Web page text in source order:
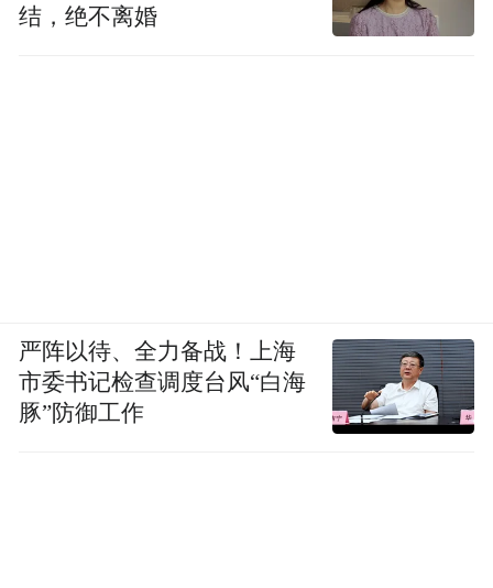
结，绝不离婚
严阵以待、全力备战！上海
市委书记检查调度台风“白海
豚”防御工作